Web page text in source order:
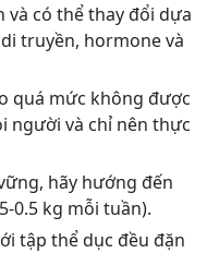
và có thể thay đổi dựa
truyền, hormone và
quá mức không được
người và chỉ nên thực
hãy hướng đến
0.5 kg mỗi tuần).
tập thể dục đều đặn